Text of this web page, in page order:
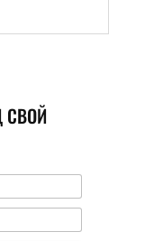
СВОЙ